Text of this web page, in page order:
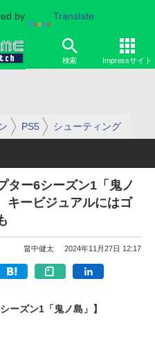
by Translate
検索 Impressサイト
PS5 シューティング
ター6シーズン1「鬼ノ
キービジュアルにはゴ
畠中健太 2024年11月27日 12:17
ーズン1「鬼ノ島」】